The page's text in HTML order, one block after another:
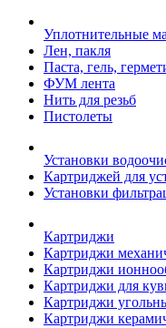
Уплотнительные
Лен, пакля
Паста, гель,
ФУМ лента
Нить для резьб
Пистолеты
Установки
Картриджей для
Установки
Картриджи
Картриджи
Картриджи
Картриджи для
Картриджи
Картриджи